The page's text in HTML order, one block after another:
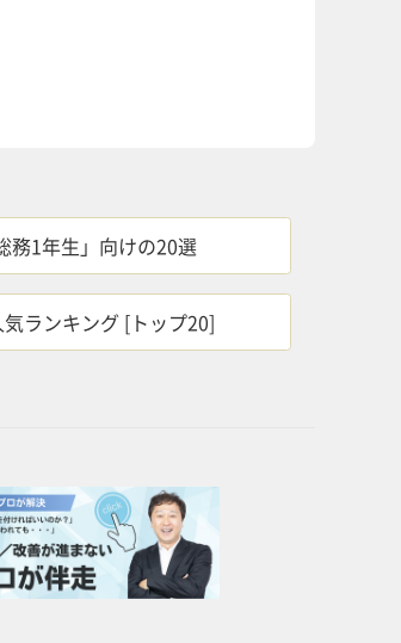
務1年生」向けの20選
ランキング [トップ20]